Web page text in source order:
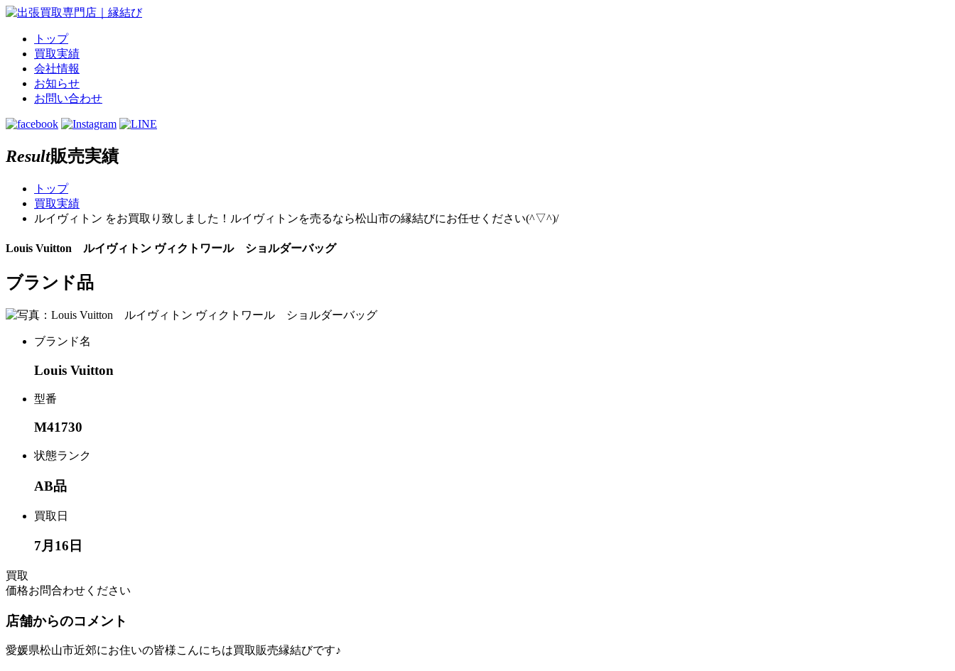
トップ
買取実績
会社情報
お知らせ
お問い合わせ
Result販売実績
トップ
買取実績
ルイヴィトン をお買取り致しました！ルイヴィトンを売るなら松山市の縁結びにお任せください(^▽^)/
Louis Vuitton ルイヴィトン ヴィクトワール ショルダーバッグ
ブランド品
ブランド名
Louis Vuitton
型番
M41730
状態ランク
AB品
買取日
7月16日
買取
価格お問合わせください
店舗からのコメント
愛媛県松山市近郊にお住いの皆様こんにちは買取販売縁結びです♪